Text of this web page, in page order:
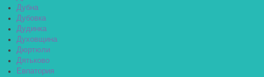
Дубна
Дубовка
Дудинка
Духовщина
Дюртюли
Дятьково
Евпатория